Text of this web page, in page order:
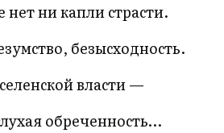
нет ни капли страсти.
безысходность.
власти —
обреченность…